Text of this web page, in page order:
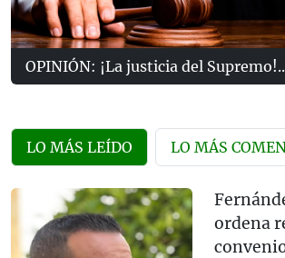
OPINIÓN: ¡La justicia del
LO MÁS LEÍDO LO MÁS
ordena